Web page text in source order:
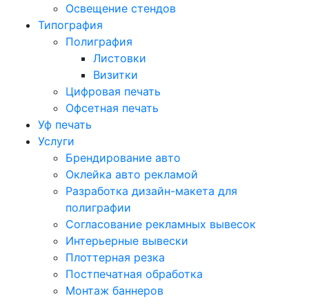
Освещение стендов
Типография
Полиграфия
Листовки
Визитки
Цифровая печать
Офсетная печать
Уф печать
Услуги
Брендирование авто
Оклейка авто рекламой
Разработка дизайн-макета для
полиграфии
Согласование рекламных вывесок
Интерьерные вывески
Плоттерная резка
Постпечатная обработка
Монтаж баннеров